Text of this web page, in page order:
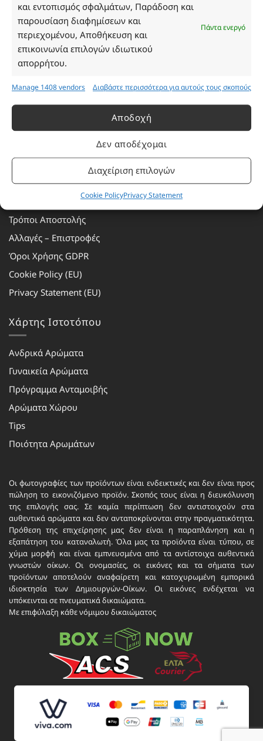
και εντοπισμός σφαλμάτων, Παράδοση και
παρουσίαση διαφημίσεων και
περιεχομένου, Αποθήκευση και
επικοινωνία επιλογών ιδιωτικού
απορρήτου.
Πάντα ενεργό
Manage 1408 vendors Διαβάστε περισσότερα για αυτούς τους σκοπούς
Αποδοχή
Δεν αποδέχομαι
Διαχείριση επιλογών
Cookie PolicyPrivacy Statement
Δευτέρα: 08:30–16:30
Τρίτη: 08:30–16:30
Τετάρτη: 08:30–16:30
Πέμπτη: 08:30–16:30
Παρασκευή: 08:30–16:30
Πρόγραμμα Ανταμοιβής
Επικοινωνία
Τρόποι Πληρωμής
Τρόποι Αποστολής
Αλλαγές – Επιστροφές
Όροι Χρήσης GDPR
Cookie Policy (EU)
Privacy Statement (EU)
Χάρτης Ιστοτόπου
Ανδρικά Αρώματα
Γυναικεία Αρώματα
Πρόγραμμα Ανταμοιβής
Αρώματα Χώρου
Tips
Ποιότητα Αρωμάτων
Οι φωτογραφίες των προϊόντων είναι ενδεικτικές και δεν είναι προς
πώληση το εικονιζόμενο προϊόν. Σκοπός τους είναι η διευκόλυνση
της επιλογής σας. Σε καμία περίπτωση δεν αντιστοιχούν στα
αυθεντικά αρώματα και δεν ανταποκρίνονται στην πραγματικότητα.
Πρόθεση της επιχείρησης μας δεν είναι η παραπλάνηση και η
εξαπάτηση του καταναλωτή. Όλα μας τα προϊόντα είναι τύπου, σε
χύμα μορφή και είναι εμπνευσμένα από τα αντίστοιχα αυθεντικά
γνωστών οίκων. Οι ονομασίες, οι εικόνες και τα σήματα των
προϊόντων αποτελούν αναφαίρετη και κατοχυρωμένη εμπορικά
ιδιοκτησία των Δημιουργών-Οίκων. Οι εικόνες ενδέχεται να
υπόκεινται σε πνευματικά δικαιώματα.
Με επιφύλαξη κάθε νόμιμου δικαιώματος